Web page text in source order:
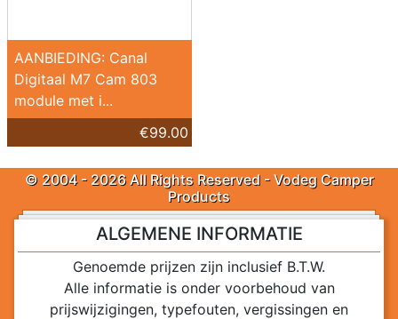
AANBIEDING: Canal
Digitaal M7 Cam 803
module met i...
€99.00
© 2004 - 2026 All Rights Reserved - Vodeg Camper
Products
ALGEMENE INFORMATIE
Genoemde prijzen zijn inclusief B.T.W.
Alle informatie is onder voorbehoud van
prijswijzigingen, typefouten, vergissingen en